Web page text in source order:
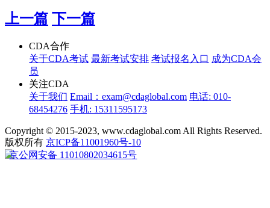
上一篇 下一篇
CDA合作
关于CDA考试 最新考试安排 考试报名入口 成为CDA会
员
关注CDA
关于我们 Email：exam@cdaglobal.com 电话: 010-
68454276 手机: 15311595173
Copyright © 2015-2023, www.cdaglobal.com All Rights Reserved.
版权所有 京ICP备11001960号-10
京公网安备 11010802034615号